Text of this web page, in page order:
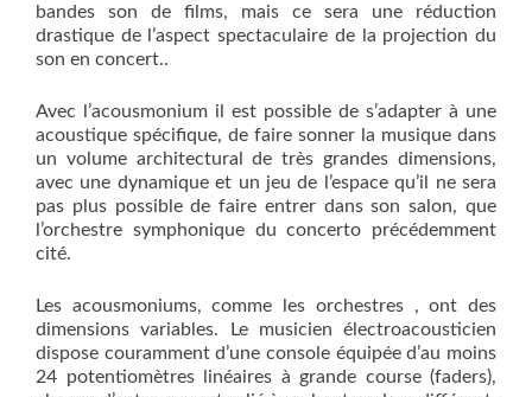
bandes son de films, mais ce sera une réduction
drastique de l’aspect spectaculaire de la projection du
son en concert..
Avec l’acousmonium il est possible de s’adapter à une
acoustique spécifique, de faire sonner la musique dans
un volume architectural de très grandes dimensions,
avec une dynamique et un jeu de l’espace qu’il ne sera
pas plus possible de faire entrer dans son salon, que
l’orchestre symphonique du concerto précédemment
cité.
Les acousmoniums, comme les orchestres , ont des
dimensions variables. Le musicien électroacousticien
dispose couramment d’une console équipée d’au moins
24 potentiomètres linéaires à grande course (faders),